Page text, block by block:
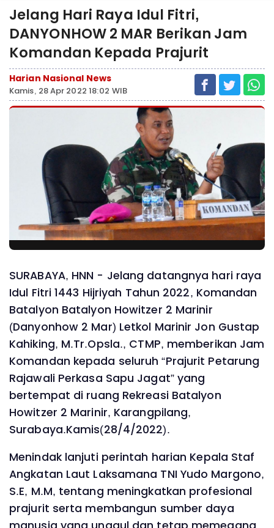
Jelang Hari Raya Idul Fitri,
DANYONHOW 2 MAR Berikan Jam
Komandan Kepada Prajurit
Harian Nasional News
Kamis, 28 Apr 2022 18:02 WIB
SURABAYA, HNN - Jelang datangnya hari raya
Idul Fitri 1443 Hijriyah Tahun 2022, Komandan
Batalyon Batalyon Howitzer 2 Marinir
(Danyonhow 2 Mar) Letkol Marinir Jon Gustap
Kahiking, M.Tr.Opsla., CTMP, memberikan Jam
Komandan kepada seluruh “Prajurit Petarung
Rajawali Perkasa Sapu Jagat” yang
bertempat di ruang Rekreasi Batalyon
Howitzer 2 Marinir, Karangpilang,
Surabaya.Kamis(28/4/2022).
Menindak lanjuti perintah harian Kepala Staf
Angkatan Laut Laksamana TNI Yudo Margono,
S.E, M.M, tentang meningkatkan profesional
prajurit serta membangun sumber daya